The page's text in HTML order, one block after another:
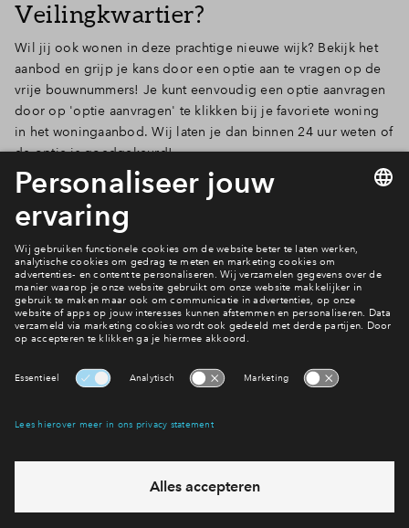
Veilingkwartier?
Wil jij ook wonen in deze prachtige nieuwe wijk? Bekijk het
aanbod en grijp je kans door een optie aan te vragen op de
vrije bouwnummers! Je kunt eenvoudig een optie aanvragen
door op 'optie aanvragen' te klikken bij je favoriete woning
in het woningaanbod. Wij laten je dan binnen 24 uur weten of
de optie is goedgekeurd!
Ontdek het aanbod!
Meer nieuws lezen?
Bekijk alle nieuwsberichten
Interesse? Meld je dan snel aan
Hiermee blijf je op de hoogte van het belangrijkste nieuws en
Ja, ik wil mij aanmelden